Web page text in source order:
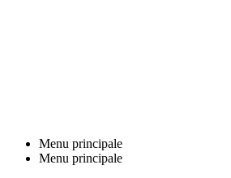
Menu principale
Menu principale